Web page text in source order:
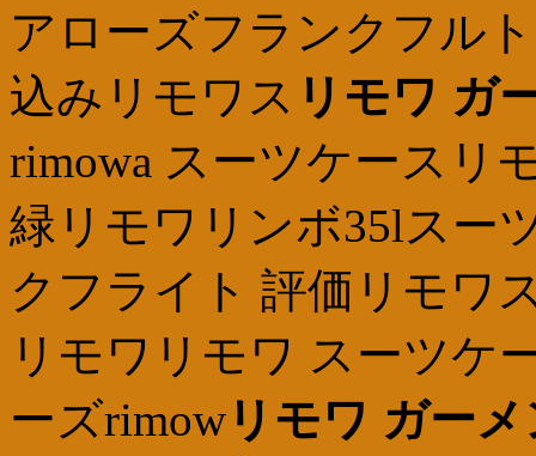
アローズフランクフル
込みリモワス リモワ ガ
rimowa スーツケースリ
緑リモワリンボ35lスー
クフライト 評価リモワ
リモワリモワ スーツケ
ーズrimow リモワ ガー